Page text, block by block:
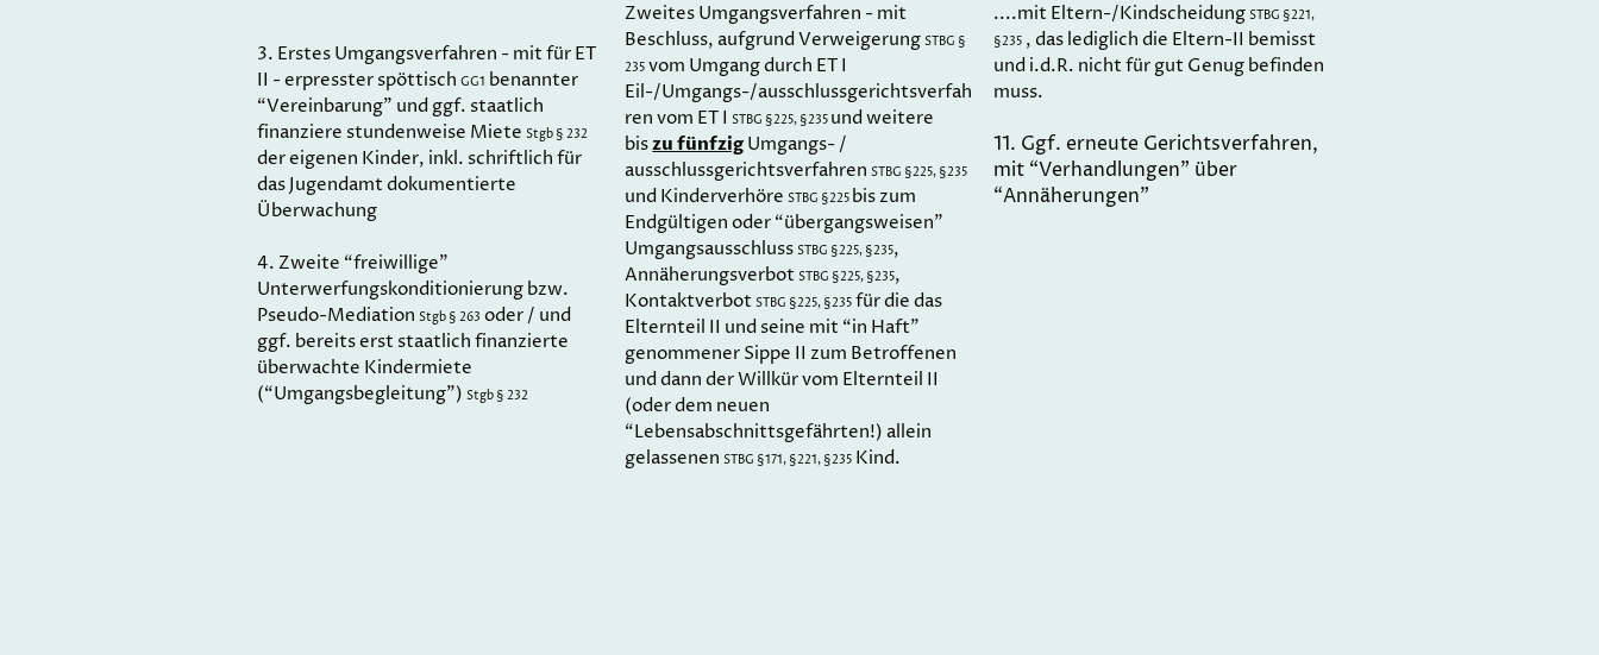
3. Erstes Umgangsverfahren - mit für ET
II - erpresster spöttisch GG1 benannter
“Vereinbarung” und ggf. staatlich
finanziere stundenweise Miete Stgb § 232
der eigenen Kinder, inkl. schriftlich für
das Jugendamt dokumentierte
Überwachung
4. Zweite “freiwillige”
Unterwerfungskonditionierung bzw.
Pseudo-Mediation Stgb § 263 oder / und
ggf. bereits erst staatlich finanzierte
überwachte Kindermiete
(“Umgangsbegleitung”) Stgb § 232
Zweites Umgangsverfahren - mit
Beschluss, aufgrund VerweigerungSTBG §
235 vom Umgang durch ET I
Eil-/Umgangs-/ausschlussgerichtsverfah
ren vom ET ISTBG §225, §235 und weitere
biszu fünfzig Umgangs- /
ausschlussgerichtsverfahrenSTBG §225, §235
und KinderverhöreSTBG §225 bis zum
Endgültigen oder “übergangsweisen”
UmgangsausschlussSTBG §225, §235,
AnnäherungsverbotSTBG §225, §235,
KontaktverbotSTBG §225, §235 für die das
Elternteil II und seine mit “in Haft”
genommener Sippe II zum Betroffenen
und dann der Willkür vom Elternteil II
(oder dem neuen
“Lebensabschnittsgefährten!) allein
gelassenenSTBG §171, §221, §235 Kind.
....mit Eltern-/Kindscheidung STBG §221,
§235, das lediglich die Eltern-II bemisst
und i.d.R. nicht für gut Genug befinden
muss.
11. Ggf. erneute Gerichtsverfahren,
mit “Verhandlungen” über
“Annäherungen”